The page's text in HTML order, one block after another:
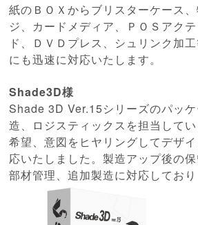
紙のＢＯＸからブリスターケース
ジ、カードメディア、ＰＯＳアク
ド、ＤＶＤプレス、シュリンク加
にも迅速に対応いたします。
Shade3D様
Shade 3D Ver.15シリーズのパッ
造、ロジスティックスを担当して
希望、意図をヒヤリングしてデザ
応いたしました。製造アップ後の保
部材管理、追加製造に対応しており